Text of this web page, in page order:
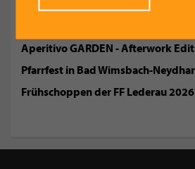
Aperitivo GARDEN - Afterwork
Pfarrfest in Bad Wimsbach-
Frühschoppen der FF Lederau 2026